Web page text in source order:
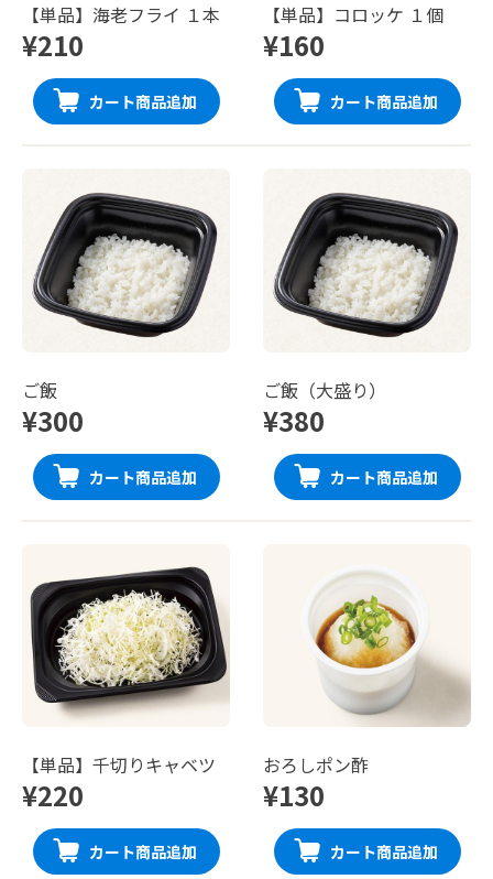
【単品】海老フライ １本
¥210
カート商品追加
【単品】コロッケ １個
¥160
カート商品追加
ご飯
¥300
カート商品追加
ご飯（大盛り）
¥380
カート商品追加
【単品】千切りキャベツ
¥220
カート商品追加
おろしポン酢
¥130
カート商品追加